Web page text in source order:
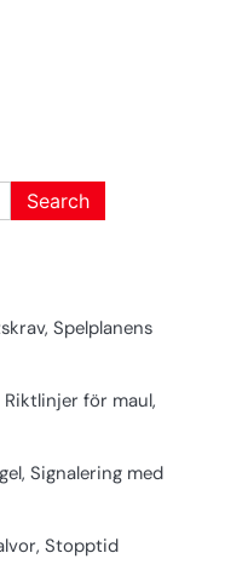
Spelplanens
Riktlinjer för maul,
Signalering med
Stopptid